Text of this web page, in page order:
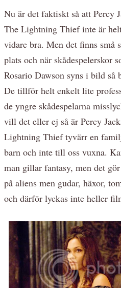
Nu är det faktiskt så att Percy
The Lightning Thief inte är
vidare bra. Men det finns små
plats och när skådespelerskor
Rosario Dawson syns i bild så
De tillför helt enkelt lite
de yngre skådespelarna
vill det eller ej så är Percy
Lightning Thief tyvärr en
barn och inte till oss vuxna.
man gillar fantasy, men det
på aliens men gudar, häxor,
och därför lyckas inte heller